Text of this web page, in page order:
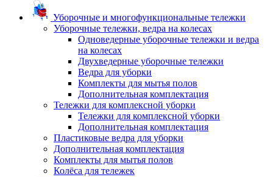
Уборочные и многофункциональные тележки
Уборочные тележки, ведра на колесах
Одноведерные уборочные тележки и ведра
на колесах
Двухведерные уборочные тележки
Ведра для уборки
Комплекты для мытья полов
Дополнительная комплектация
Тележки для комплексной уборки
Тележки для комплексной уборки
Дополнительная комплектация
Пластиковые ведра для уборки
Дополнительная комплектация
Комплекты для мытья полов
Колёса для тележек